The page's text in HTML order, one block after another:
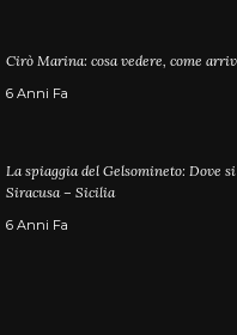
Cirò Marina: cosa vedere, come
6 Anni Fa
La spiaggia del Gelsomineto: Dove
Siracusa – Sicilia
6 Anni Fa